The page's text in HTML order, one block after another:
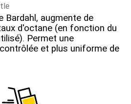
Bardahl, augmente de
d'octane (en fonction du
Permet une
et plus uniforme de